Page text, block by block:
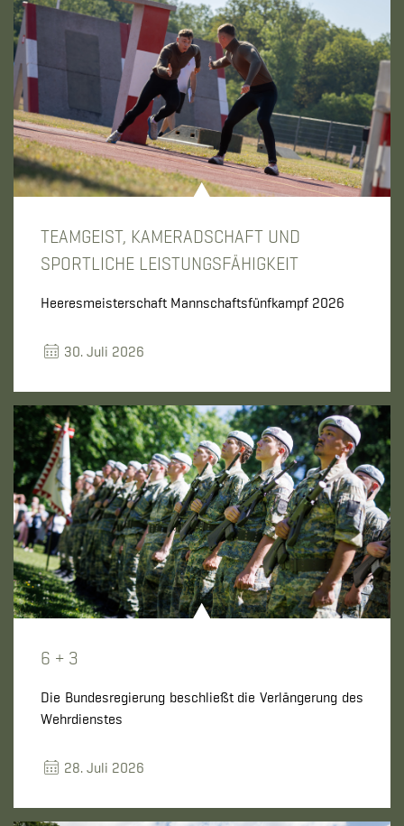
TEAMGEIST, KAMERADSCHAFT UND
SPORTLICHE LEISTUNGSFÄHIGKEIT
Heeresmeisterschaft Mannschaftsfünfkampf 2026
30. Juli 2026
6 + 3
Die Bundesregierung beschließt die Verlängerung des
Wehrdienstes
28. Juli 2026